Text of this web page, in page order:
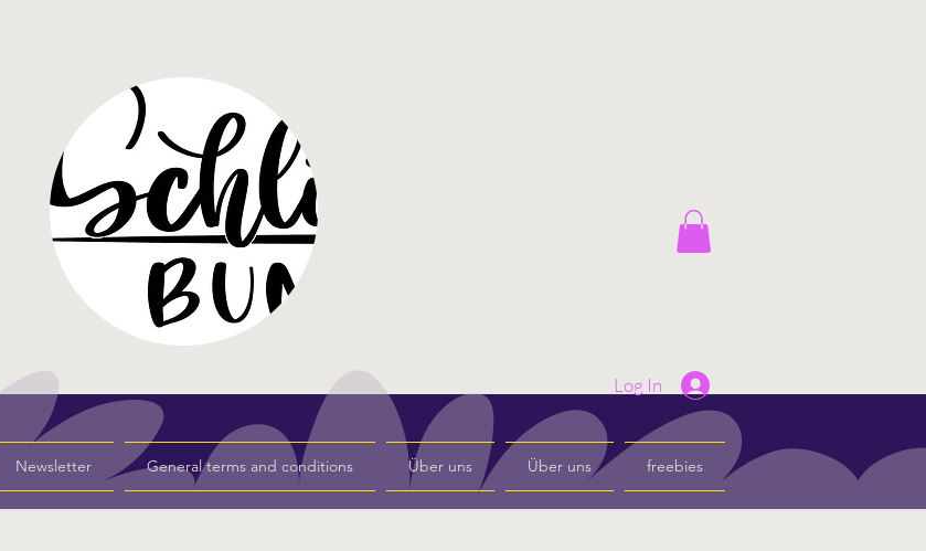
Newsletter General terms and conditions Über uns Über uns freebies
Log In